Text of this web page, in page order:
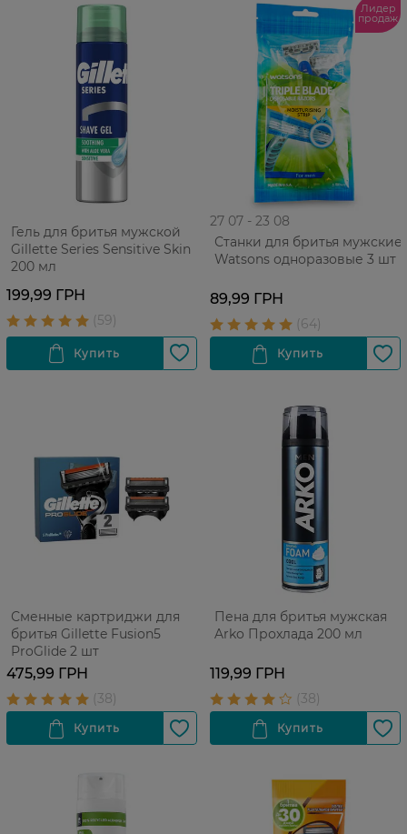
Гель для бритья мужской
Gillette Series Sensitive Skin
200 мл
199,99 ГРН
Лидер
продаж
27 07 - 23 08
Станки для бритья мужские
Watsons одноразовые 3 шт
89,99 ГРН
Сменные картриджи для
бритья Gillette Fusion5
ProGlide 2 шт
475,99 ГРН
Пена для бритья мужская
Arko Прохлада 200 мл
119,99 ГРН